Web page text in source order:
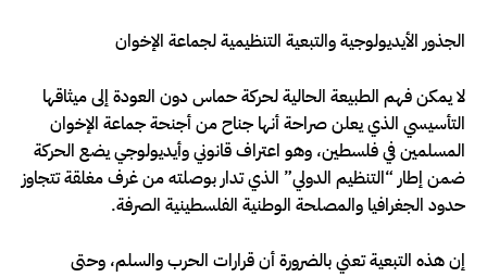
الجذور الأيديولوجية والتبعية التنظيمية لجماعة الإخوان
لا يمكن فهم الطبيعة الحالية لحركة حماس دون العودة إلى ميثاقها
التأسيسي الذي يعلن صراحة أنها جناح من أجنحة جماعة الإخوان
المسلمين في فلسطين، وهو اعتراف قانوني وأيديولوجي يضع الحركة
ضمن إطار “التنظيم الدولي” الذي تدار بوصلته من غرف مغلقة تتجاوز
حدود الجغرافيا والمصلحة الوطنية الفلسطينية الصرفة.
إن هذه التبعية تعني بالضرورة أن قرارات الحرب والسلم، وحتى